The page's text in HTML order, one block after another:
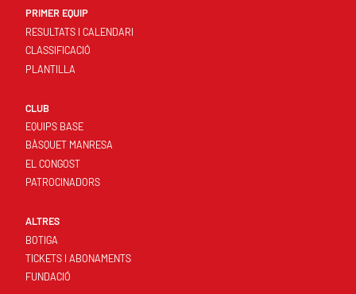
PRIMER EQUIP
RESULTATS I CALENDARI
CLASSIFICACIÓ
PLANTILLA
CLUB
EQUIPS BASE
BÀSQUET MANRESA
EL CONGOST
PATROCINADORS
ALTRES
BOTIGA
TICKETS I ABONAMENTS
FUNDACIÓ